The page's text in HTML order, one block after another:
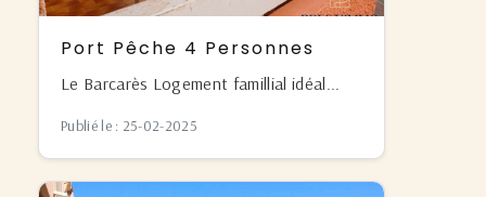
Port Pêche 4 Personnes
Le Barcarès Logement famillial idéal...
Publié le : 25-02-2025